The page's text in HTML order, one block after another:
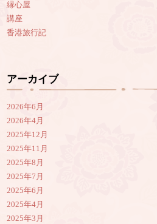
縁心屋
講座
香港旅行記
アーカイブ
2026年6月
2026年4月
2025年12月
2025年11月
2025年8月
2025年7月
2025年6月
2025年4月
2025年3月